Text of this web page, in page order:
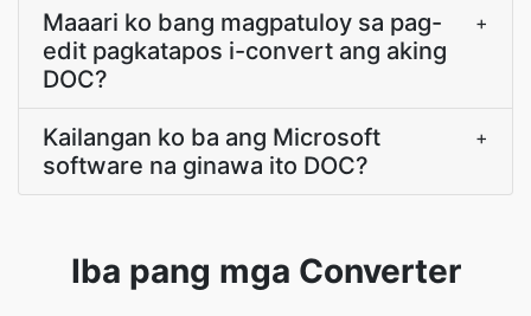
Maaari ko bang magpatuloy sa pag-
edit pagkatapos i-convert ang aking
DOC?
+
Kailangan ko ba ang Microsoft
software na ginawa ito DOC?
+
Iba pang mga Converter